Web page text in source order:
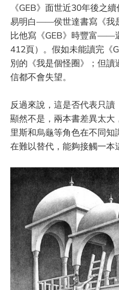
《GEB》面世近30年後之
易明白——侯世達書寫《我
比他寫《GEB》時豐富——
412頁）。假如未能讀完《
別的《我是個怪圈》；但讀
信都不會失望。
反過來說，這是否代表只讀
顯然不是，兩本書差異太大
里斯和烏龜等角色在不同
在難以替代，能夠接觸一本